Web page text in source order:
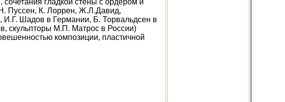
Пуссен, К. Лоррен, Ж.Л.Давид,
Шадов в Германии, Б. Торвальдсен в
скульпторы М.П. Матрос в России)
композиции, пластичной